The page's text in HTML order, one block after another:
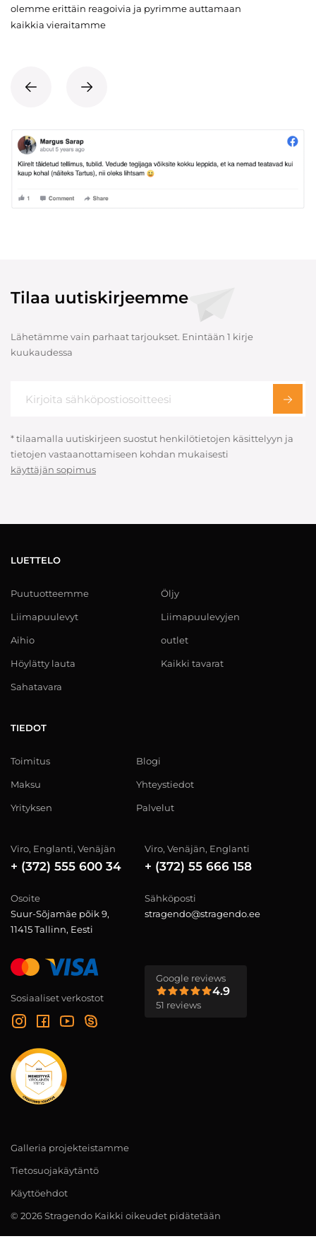
olemme erittäin reagoivia ja pyrimme auttamaan
kaikkia vieraitamme
Tilaa uutiskirjeemme
Lähetämme vain parhaat tarjoukset. Enintään 1 kirje
kuukaudessa
* tilaamalla uutiskirjeen suostut henkilötietojen käsittelyyn ja
tietojen vastaanottamiseen kohdan mukaisesti
käyttäjän sopimus
LUETTELO
Puutuotteemme
Liimapuulevyt
Aihio
Höylätty lauta
Sahatavara
Öljy
Liimapuulevyjen
outlet
Kaikki tavarat
TIEDOT
Toimitus
Maksu
Yrityksen
Blogi
Yhteystiedot
Palvelut
Viro, Englanti, Venäjän
+ (372) 555 600 34
Viro, Venäjän, Englanti
+ (372) 55 666 158
Osoite
Suur-Sõjamäe põik 9,
11415 Tallinn, Eesti
Sähköposti
stragendo@stragendo.ee
Sosiaaliset verkostot
Google reviews
4.9
51 reviews
Galleria projekteistamme
Tietosuojakäytäntö
Käyttöehdot
© 2026 Stragendo Kaikki oikeudet pidätetään